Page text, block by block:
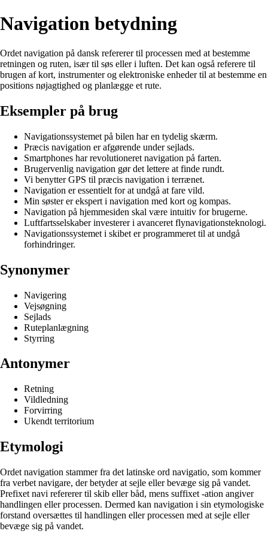
Navigation betydning
Ordet navigation på dansk refererer til processen med at bestemme
retningen og ruten, især til søs eller i luften. Det kan også referere til
brugen af kort, instrumenter og elektroniske enheder til at bestemme en
positions nøjagtighed og planlægge et rute.
Eksempler på brug
Navigationssystemet på bilen har en tydelig skærm.
Præcis navigation er afgørende under sejlads.
Smartphones har revolutioneret navigation på farten.
Brugervenlig navigation gør det lettere at finde rundt.
Vi benytter GPS til præcis navigation i terrænet.
Navigation er essentielt for at undgå at fare vild.
Min søster er ekspert i navigation med kort og kompas.
Navigation på hjemmesiden skal være intuitiv for brugerne.
Luftfartsselskaber investerer i avanceret flynavigationsteknologi.
Navigationssystemet i skibet er programmeret til at undgå
forhindringer.
Synonymer
Navigering
Vejsøgning
Sejlads
Ruteplanlægning
Styrring
Antonymer
Retning
Vildledning
Forvirring
Ukendt territorium
Etymologi
Ordet navigation stammer fra det latinske ord navigatio, som kommer
fra verbet navigare, der betyder at sejle eller bevæge sig på vandet.
Prefixet navi refererer til skib eller båd, mens suffixet -ation angiver
handlingen eller processen. Dermed kan navigation i sin etymologiske
forstand oversættes til handlingen eller processen med at sejle eller
bevæge sig på vandet.